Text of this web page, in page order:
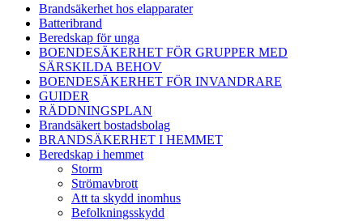
Brandsäkerhet hos elapparater
Batteribrand
Beredskap för unga
BOENDESÄKERHET FÖR GRUPPER MED
SÄRSKILDA BEHOV
BOENDESÄKERHET FÖR INVANDRARE
GUIDER
RÄDDNINGSPLAN
Brandsäkert bostadsbolag
BRANDSÄKERHET I HEMMET
Beredskap i hemmet
Storm
Strömavbrott
Att ta skydd inomhus
Befolkningsskydd